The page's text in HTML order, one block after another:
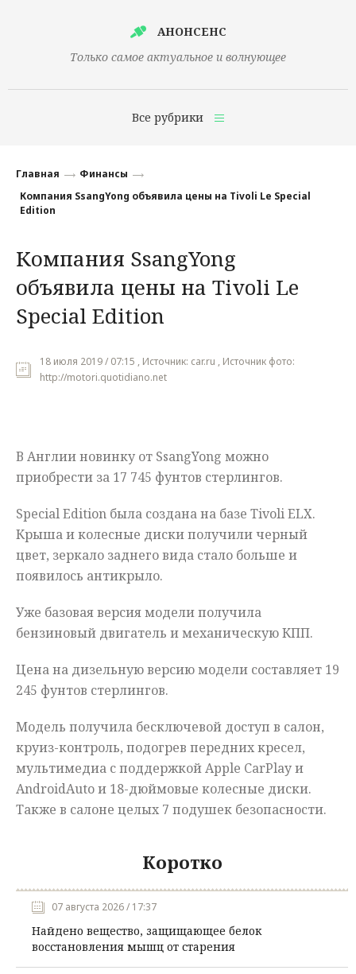
АНОНСЕНС
Только самое актуальное и волнующее
Все рубрики
Финансы
Наука
Культура
Общество
Мнения
Главная
Финансы
Компания SsangYong объявила цены на Tivoli Le Special
Edition
Компания SsangYong
объявила цены на Tivoli Le
Special Edition
18 июля 2019 / 07:15 , Источник: car.ru , Источник фото:
http://motori.quotidiano.net
В Англии новинку от SsangYong можно
приобрести за 17 745 фунтов стерлингов.
Special Edition была создана на базе Tivoli ELX.
Крыша и колесные диски получили черный
цвет, зеркало заднего вида стало больше и
появилось антикрыло.
Уже базовая версия модели получила
бензиновый двигатель и механическую КПП.
Цена на дизельную версию модели составляет 19
245 фунтов стерлингов.
Модель получила бесключевой доступ в салон,
круиз-контроль, подогрев передних кресел,
мультимедиа с поддержкой Apple CarPlay и
AndroidAuto и 18-дюймовые колесные диски.
Также в салоне целых 7 подушек безопасности.
Коротко
07 августа 2026 / 17:37
Найдено вещество, защищающее белок
восстановления мышц от старения